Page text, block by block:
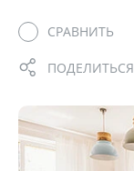
СРАВНИТЬ
ПОДЕЛИТЬСЯ